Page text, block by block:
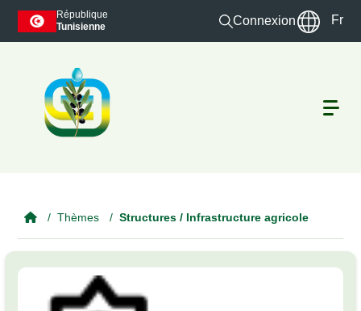
Skip to main content
République
Tunisienne
Connexion Fr
Thèmes Structures / Infrastructure agricole